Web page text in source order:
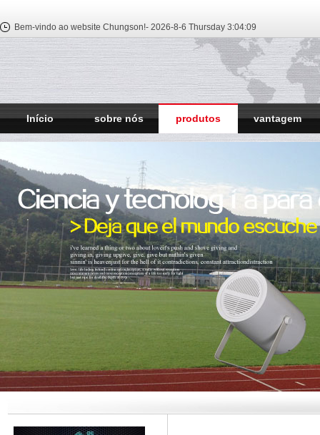
Bem-vindo ao website Chungson!- 2026-8-6 Thursday 3:04:10
Início sobre nós produtos vantagem